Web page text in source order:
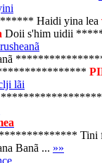
Haidi yina lea
Doii s'him uidii
lãi
Tini
Banã ... »»